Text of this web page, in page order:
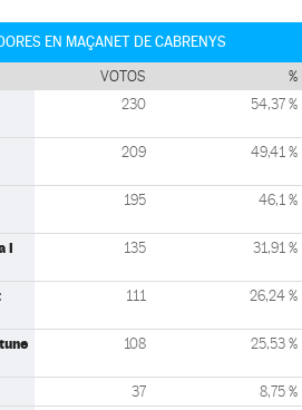
EN MAÇANET DE CABRENYS
VOTOS %
230 54,37 %
209 49,41 %
195 46,1 %
i
135 31,91 %
111 26,24 %
108 25,53 %
37 8,75 %